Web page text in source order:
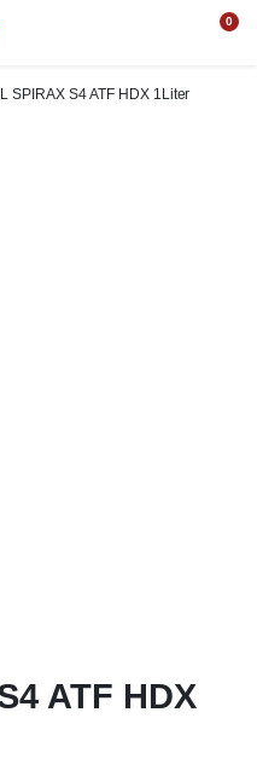
0
SPIRAX S4 ATF HDX 1Liter
ATF HDX